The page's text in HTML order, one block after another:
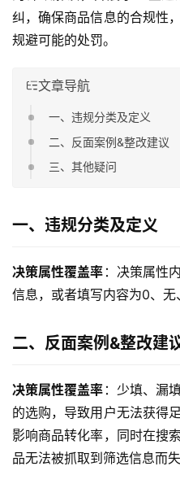
纠，确保商品信息的合规性
规避可能的处罚。
文章导航
一、违规分类及定义
二、反面案例&整改建议
三、其他疑问
一、违规分类及定义
决策属性覆盖率 ：决策属性
信息，或者填写内容为0、无
二、反面案例&整改建
决策属性覆盖率 ：少填、漏
的选购，导致用户无法获得
影响商品转化率，同时在搜
品无法被抓取到筛选信息而